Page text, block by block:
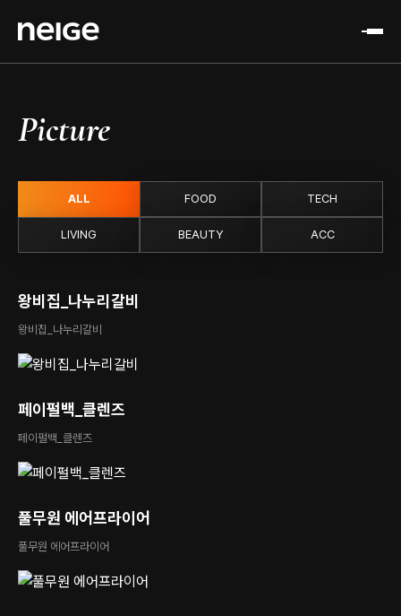
Picture
ALL FOOD TECH
LIVING BEAUTY ACC
왕비집_나누리갈비
왕비집_나누리갈비
페이펄백_클렌즈
페이펄백_클렌즈
풀무원 에어프라이어
풀무원 에어프라이어